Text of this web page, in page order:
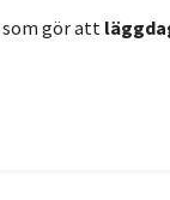
som gör att